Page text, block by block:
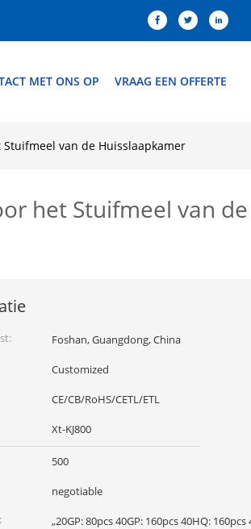
MET ONS OP VRAAG EEN OFFERTE
Stuifmeel van de Huisslaapkamer
het Stuifmeel van de
Foshan, Guangdong, China
Customized
CE/CB/RoHS/CETL/ETL
Xt-KJ800
500
negotiable
„20GP: 80pcs 40GP: 160pcs 40HQ: 160pcs